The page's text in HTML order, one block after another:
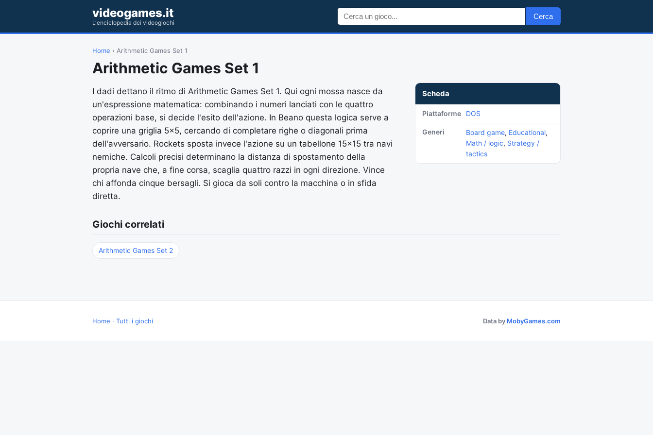
videogames.it
L'enciclopedia dei videogiochi
Cerca
Home › Arithmetic Games Set 1
Arithmetic Games Set 1
Scheda
Piattaforme DOS
Generi Board game, Educational,
Math / logic, Strategy /
tactics
I dadi dettano il ritmo di Arithmetic Games Set 1. Qui ogni mossa nasce da
un'espressione matematica: combinando i numeri lanciati con le quattro
operazioni base, si decide l'esito dell'azione. In Beano questa logica serve a
coprire una griglia 5x5, cercando di completare righe o diagonali prima
dell'avversario. Rockets sposta invece l'azione su un tabellone 15x15 tra navi
nemiche. Calcoli precisi determinano la distanza di spostamento della
propria nave che, a fine corsa, scaglia quattro razzi in ogni direzione. Vince
chi affonda cinque bersagli. Si gioca da soli contro la macchina o in sfida
diretta.
Giochi correlati
Arithmetic Games Set 2
Home · Tutti i giochi Data by MobyGames.com